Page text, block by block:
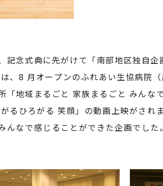
記念式典に先がけて「南部地区独自
、8 月オープンのふれあい生協病院
「地域まるごと 家族まるごと みんな
るひろがる 笑顔」の動画上映がされ
んなで感じることができた企画でし